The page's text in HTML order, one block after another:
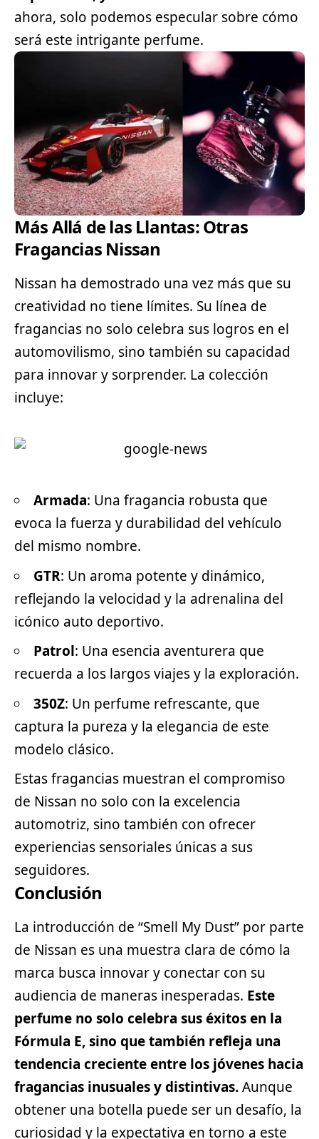
ahora, solo podemos especular sobre cómo
será este intrigante perfume.
Más Allá de las Llantas: Otras
Fragancias Nissan
Nissan ha demostrado una vez más que su
creatividad no tiene límites. Su línea de
fragancias no solo celebra sus logros en el
automovilismo, sino también su capacidad
para innovar y sorprender. La colección
incluye:
Armada: Una fragancia robusta que
evoca la fuerza y durabilidad del vehículo
del mismo nombre.
GTR: Un aroma potente y dinámico,
reflejando la velocidad y la adrenalina del
icónico auto deportivo.
Patrol: Una esencia aventurera que
recuerda a los largos viajes y la exploración.
350Z: Un perfume refrescante, que
captura la pureza y la elegancia de este
modelo clásico.
Estas fragancias muestran el compromiso
de Nissan no solo con la excelencia
automotriz, sino también con ofrecer
experiencias sensoriales únicas a sus
seguidores.
Conclusión
La introducción de “Smell My Dust” por parte
de Nissan es una muestra clara de cómo la
marca busca innovar y conectar con su
audiencia de maneras inesperadas. Este
perfume no solo celebra sus éxitos en la
Fórmula E, sino que también refleja una
tendencia creciente entre los jóvenes hacia
fragancias inusuales y distintivas.Aunque
obtener una botella puede ser un desafío, la
curiosidad y la expectativa en torno a este